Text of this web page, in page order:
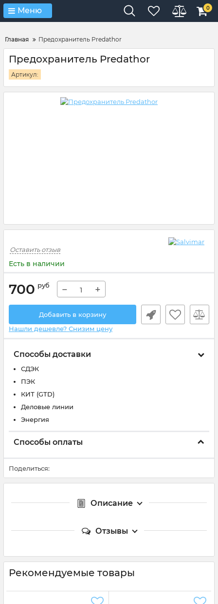
Verification: 4d3cd267c9851eb4
Меню 0
Главная Предохранитель Predathor
Предохранитель Predathor
Артикул:
Оставить отзыв
Есть в наличии
700 руб − +
Добавить в корзину
Нашли дешевле? Снизим цену
Способы доставки
СДЭК
ПЭК
КИТ (GTD)
Деловые линии
Энергия
Способы оплаты
Поделиться:
Описание
Отзывы
Рекомендуемые товары